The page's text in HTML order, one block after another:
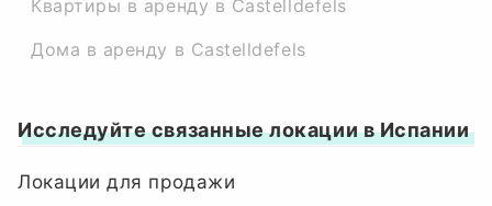
Квартиры в аренду в Castelldefels
Дома в аренду в Castelldefels
Исследуйте связанные локации в Испании
Локации для продажи